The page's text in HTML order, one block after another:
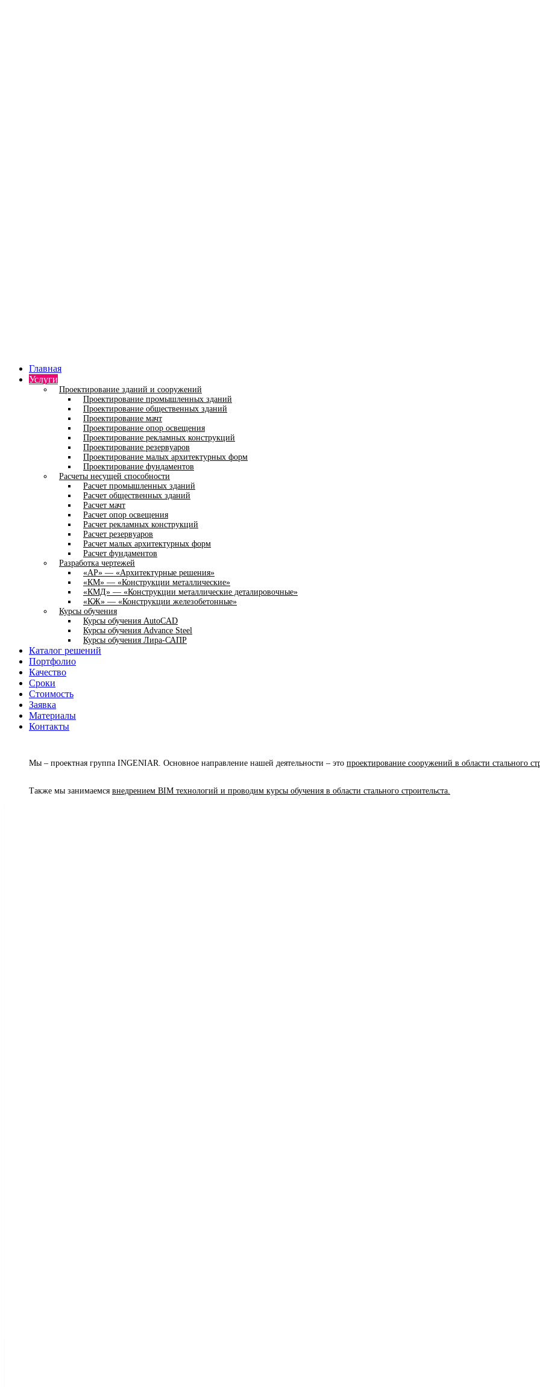
Главная
Услуги
Проектирование зданий и сооружений
Проектирование промышленных зданий
Проектирование общественных зданий
Проектирование мачт
Проектирование опор освещения
Проектирование рекламных конструкций
Проектирование резервуаров
Проектирование малых архитектурных форм
Проектирование фундаментов
Расчеты несущей способности
Расчет промышленных зданий
Расчет общественных зданий
Расчет мачт
Расчет опор освещения
Расчет рекламных конструкций
Расчет резервуаров
Расчет малых архитектурных форм
Расчет фундаментов
Разработка чертежей
«АР» — «Архитектурные решения»
«КМ» — «Конструкции металлические»
«КМД» — «Конструкции металлические деталировочные»
«КЖ» — «Конструкции железобетонные»
Курсы обучения
Курсы обучения AutoCAD
Курсы обучения Advance Steel
Курсы обучения Лира-САПР
Каталог решений
Портфолио
Качество
Сроки
Стоимость
Заявка
Материалы
Контакты
Мы – проектная группа INGENIAR. Основное направление нашей деятельности – это проектирование сооружений в области стального
Также мы занимаемся внедрением BIM технологий и проводим курсы обучения в области стального строительста.